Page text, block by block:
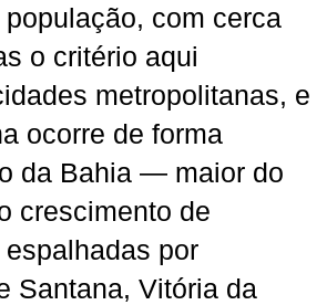
com cerca
o critério aqui
metropolitanas, e
ocorre de forma
da Bahia — maior do
crescimento de
por
Santana, Vitória da